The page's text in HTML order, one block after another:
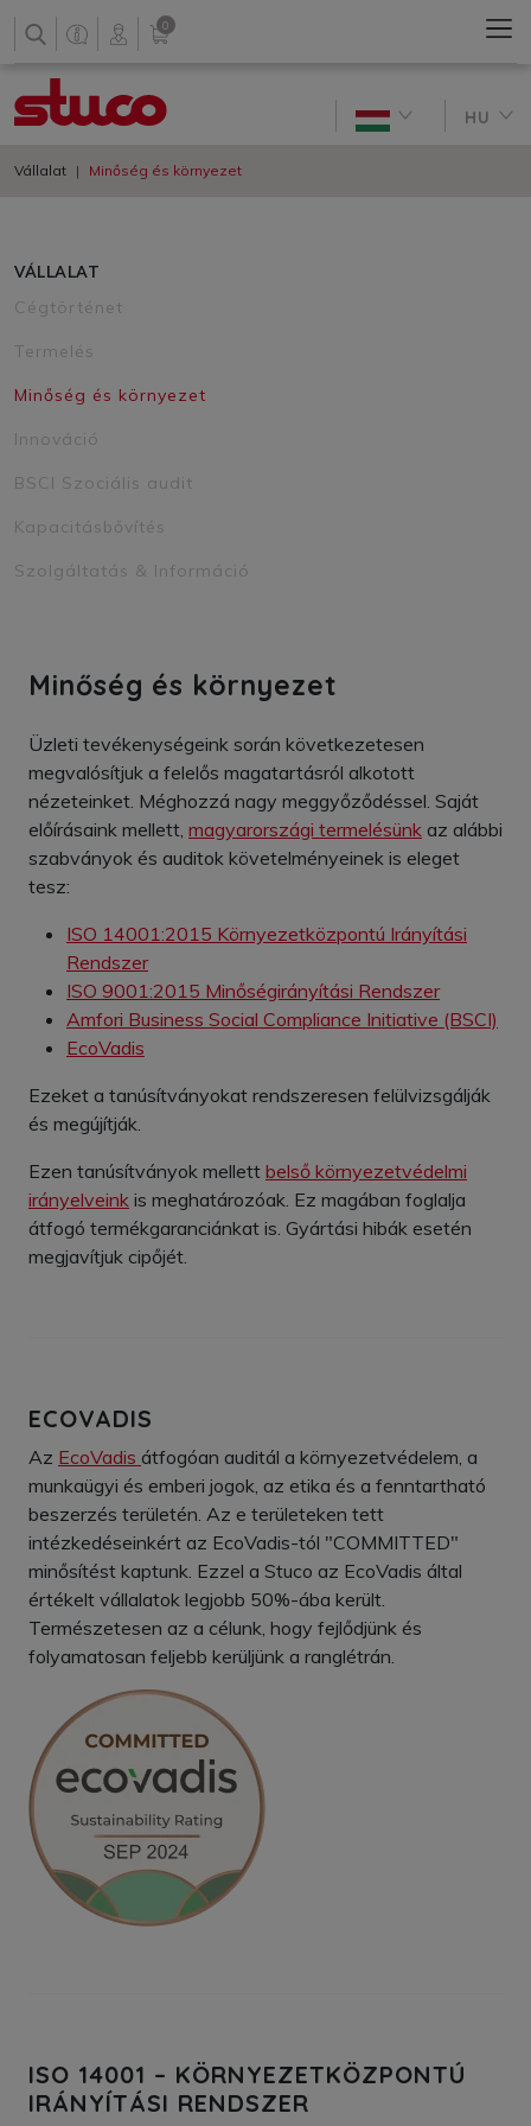
0
HU
Vállalat Minőség és környezet
Minőség és környezet
Üzleti tevékenységeink során következetesen
megvalósítjuk a felelős magatartásról alkotott
nézeteinket. Méghozzá nagy meggyőződéssel. Saját
előírásaink mellett, magyarországi termelésünk az alábbi
szabványok és auditok követelményeinek is eleget
tesz:
ISO 14001:2015 Környezetközpontú Irányítási
Rendszer
ISO 9001:2015 Minőségirányítási Rendszer
Amfori Business Social Compliance Initiative (BSCI)
EcoVadis
Ezeket a tanúsítványokat rendszeresen felülvizsgálják
és megújítják.
Ezen tanúsítványok mellett belső környezetvédelmi
irányelveink is meghatározóak. Ez magában foglalja
átfogó termékgaranciánkat is. Gyártási hibák esetén
megjavítjuk cipőjét.
ECOVADIS
Az EcoVadis átfogóan auditál a környezetvédelem, a
munkaügyi és emberi jogok, az etika és a fenntartható
beszerzés területén. Az e területeken tett
intézkedéseinkért az EcoVadis-tól "COMMITTED"
minősítést kaptunk. Ezzel a Stuco az EcoVadis által
értékelt vállalatok legjobb 50%-ába került.
Természetesen az a célunk, hogy fejlődjünk és
folyamatosan feljebb kerüljünk a ranglétrán.
ISO 14001 – KÖRNYEZETKÖZPONTÚ
IRÁNYÍTÁSI RENDSZER
VÁLLALAT
Cégtörténet
Termelés
Minőség és környezet
Innováció
BSCI Szociális audit
Kapacitásbővítés
Szolgáltatás & Információ